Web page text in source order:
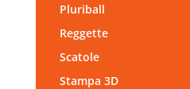
Pluriball
Reggette
Scatole
Stampa 3D